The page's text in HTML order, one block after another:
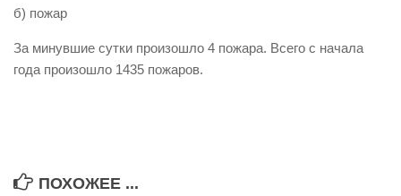
Наша работа
Вакансии
б) пожар
За минувшие сутки произошло 4 пожара. Всего с начала
года произошло 1435 пожаров.
ПОХОЖЕЕ ...